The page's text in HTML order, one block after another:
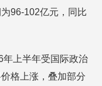
96-102亿元，同比
年上半年受国际政治
格上涨，叠加部分